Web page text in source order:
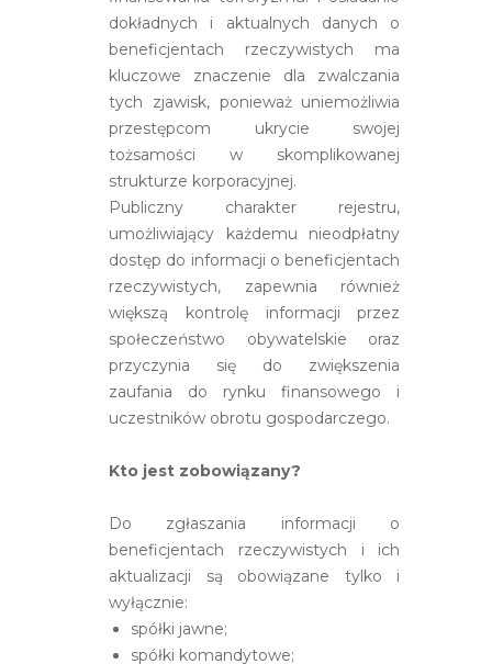
dokładnych i aktualnych danych o
beneficjentach rzeczywistych ma
kluczowe znaczenie dla zwalczania
tych zjawisk, ponieważ uniemożliwia
przestępcom ukrycie swojej
tożsamości w skomplikowanej
strukturze korporacyjnej.
Publiczny charakter rejestru,
umożliwiający każdemu nieodpłatny
dostęp do informacji o beneficjentach
rzeczywistych, zapewnia również
większą kontrolę informacji przez
społeczeństwo obywatelskie oraz
przyczynia się do zwiększenia
zaufania do rynku finansowego i
uczestników obrotu gospodarczego.
Kto jest zobowiązany?
Do zgłaszania informacji o
beneficjentach rzeczywistych i ich
aktualizacji są obowiązane tylko i
wyłącznie:
spółki jawne;
spółki komandytowe;